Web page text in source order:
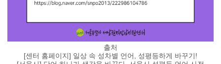
출처
[센터 홈페이지] 일상 속 성차별 언어, 성평등하게 바꾸기!